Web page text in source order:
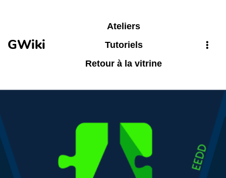
GWiki
Ateliers
Tutoriels
Retour à la vitrine